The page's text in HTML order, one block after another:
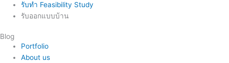
รับทำ Feasibility Study
รับออกแบบบ้าน
Blog
Portfolio
About us